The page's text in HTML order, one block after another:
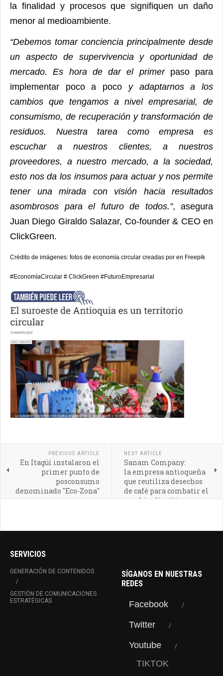
la finalidad y procesos que signifiquen un daño
menor al medioambiente.
“Debemos tomar conciencia principalmente desde
un aspecto de supervivencia y oportunidad de
mercado. Es hora de dar el primer paso para
implementar poco a poco y adaptarnos a los
cambios que tengamos a nivel empresarial, de
consumismo, de recuperación y transformación de
residuos. Nuestra tarea como empresa es
escuchar a nuestros clientes, a nuestros
proveedores, a nuestro mercado, a la sociedad,
esto nos da los insumos para actuar y nos permite
tener una mirada con visión hacia resultados
asombrosos para el futuro de todos.”, asegura
Juan Diego Giraldo Salazar, Co-founder & CEO en
ClickGreen.
Crédito de imágenes: fotos de economía circular creadas por en Freepik
#EconomíaCircular # ClickGreen #FuturoEmpresarial
PREVIOUS ARTICLE
En Itagüí instalaron el
primer punto de
posconsumo
denominado "Eco-Zona"
NEXT ARTICLE
Sanam Company:
la empresa antioqueña
que reutiliza desechos
de café para combatir el
cambio climático
SERVICIOS
GENERACIÓN DE CONTENIDOS
GESTIÓN DE COMUNICACIONES
ESTRATÉGICAS
SÍGANOS EN NUESTRAS
REDES
Facebook
Twitter
Youtube
TIKTOK